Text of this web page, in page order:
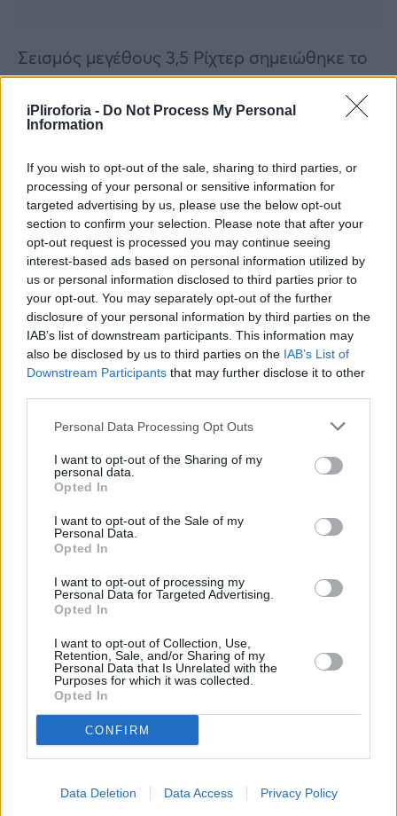
iPliroforia - Do Not Process My Personal
Information
If you wish to opt-out of the sale, sharing to third parties, or
processing of your personal or sensitive information for
targeted advertising by us, please use the below opt-out
section to confirm your selection. Please note that after your
opt-out request is processed you may continue seeing
interest-based ads based on personal information utilized by
us or personal information disclosed to third parties prior to
your opt-out. You may separately opt-out of the further
disclosure of your personal information by third parties on the
IAB’s list of downstream participants. This information may
also be disclosed by us to third parties on the IAB’s List of
Downstream Participants that may further disclose it to other
Personal Data Processing Opt Outs
I want to opt-out of the Sharing of my
personal data.
Opted In
I want to opt-out of the Sale of my
Personal Data.
Opted In
I want to opt-out of processing my
Personal Data for Targeted Advertising.
Opted In
I want to opt-out of Collection, Use,
Retention, Sale, and/or Sharing of my
Personal Data that Is Unrelated with the
Purposes for which it was collected.
Opted In
CONFIRM
Data Deletion Data Access Privacy Policy
Σεισμός μεγέθους 3,5 Ρίχτερ σημειώθηκε το
μεσημέρι της Τετάρτης 18 Ιουνίου ανοιχτά της
Κρήτης.
Σύμφωνα με το Γεωδυναμικό Ινστιτούτο η
σεισμική δόνηση είχε εστιακό βάθος 5,1
καταγράφεται στα 59 χιλιόμετρα Δυτικά –
Νοτιοδυτικά των Φαλασάρνων.
Σημειώνεται πως τα ξημερώματα της
Τετάρτης σημειώθηκε σεισμική δόνηση
επίκεντρο να σημειώνεται κοντά στο
Αρκαλοχώρι.
ΠερισσότερεςΕιδήσεις σήμερα
Συνεντεύξεις 18/11/2025
Δήμητρα Δερζέκου: «Λέω τη δική μου
αλήθεια»